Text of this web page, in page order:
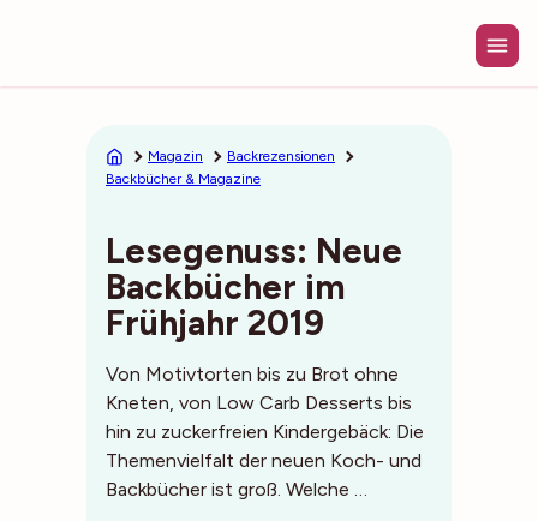
Magazin
Backrezensionen
Backbücher & Magazine
Lesegenuss: Neue
Backbücher im
Frühjahr 2019
Von Motivtorten bis zu Brot ohne
Kneten, von Low Carb Desserts bis
hin zu zuckerfreien Kindergebäck: Die
Themenvielfalt der neuen Koch- und
Backbücher ist groß. Welche …